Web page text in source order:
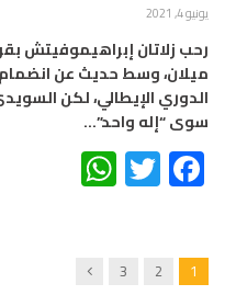
يونيو 4, 2021
رحب زلاتان إبراهيموفيتش
ميلان، وسط حديث عن
الدوري الإيطالي، لكن
سوى “إله واحد”…
Facebook
Twitter
1
2
3
Next